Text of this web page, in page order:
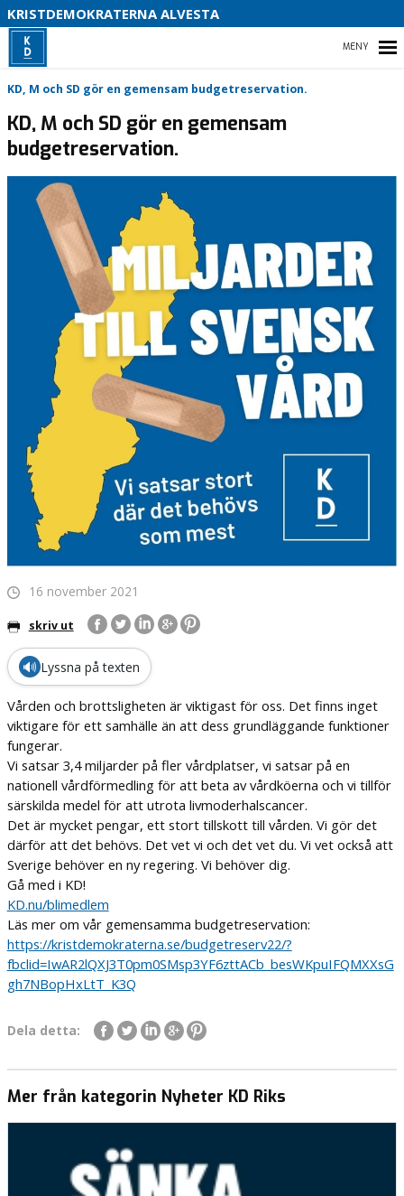
KRISTDEMOKRATERNA ALVESTA
HEM
INSÄNDARE
MOTIONER
STYRELSEN
KD, M och SD gör en gemensam budgetreservation.
KD, M och SD gör en gemensam
budgetreservation.
16 november 2021
skriv ut
🔊 Lyssna på texten
Vården och brottsligheten är viktigast för oss. Det finns inget
viktigare för ett samhälle än att dess grundläggande funktioner
fungerar.
Vi satsar 3,4 miljarder på fler vårdplatser, vi satsar på en
nationell vårdförmedling för att beta av vårdköerna och vi tillför
särskilda medel för att utrota livmoderhalscancer.
Det är mycket pengar, ett stort tillskott till vården. Vi gör det
därför att det behövs. Det vet vi och det vet du. Vi vet också att
Sverige behöver en ny regering. Vi behöver dig.
Gå med i KD!
KD.nu/blimedlem
Läs mer om vår gemensamma budgetreservation:
https://kristdemokraterna.se/budgetreserv22/?
fbclid=IwAR2lQXJ3T0pm0SMsp3YF6zttACb_besWKpuIFQMXXsG
gh7NBopHxLtT_K3Q
Dela detta:
Mer från kategorin Nyheter KD Riks